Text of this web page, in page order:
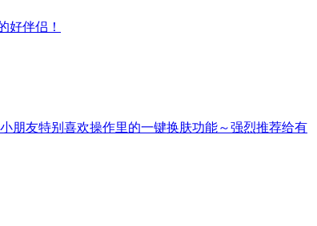
好伴侣！
朋友特别喜欢操作里的一键换肤功能～强烈推荐给有